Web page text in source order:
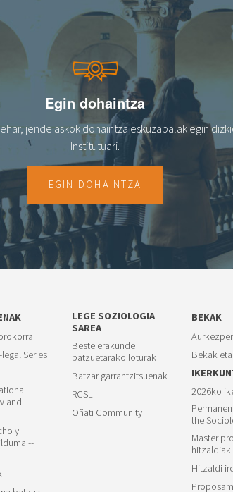
Egin dohaintza
jende askok dohaintza eskuzabalak egin
Institutuari.
EGIN DOHAINTZA
Series
and
y
--
LEGE SOZIOLOGIA
SAREA
Beste erakunde
batzuetarako loturak
Batzar garrantzitsuenak
RCSL
Oñati Community
BEKAK
Bekak
2026ko
the
Master
hitzaldiak
Hitzaldi